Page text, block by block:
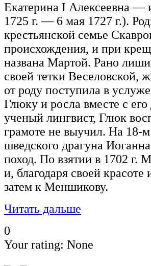
Екатерина I Алексеевна —
1725 г. — 6 мая 1727 г.).
крестьянской семье
происхождения, и при
названа Мартой. Рано
своей тетки Веселовской,
от роду поступила в
Глюку и росла вместе с
ученый лингвист, Глюк
грамоте не выучил. На 18-
шведского драгуна
поход. По взятии в 1702 г.
и, благодаря своей
затем к Меншикову.
Читать дальше
0
Your rating: None